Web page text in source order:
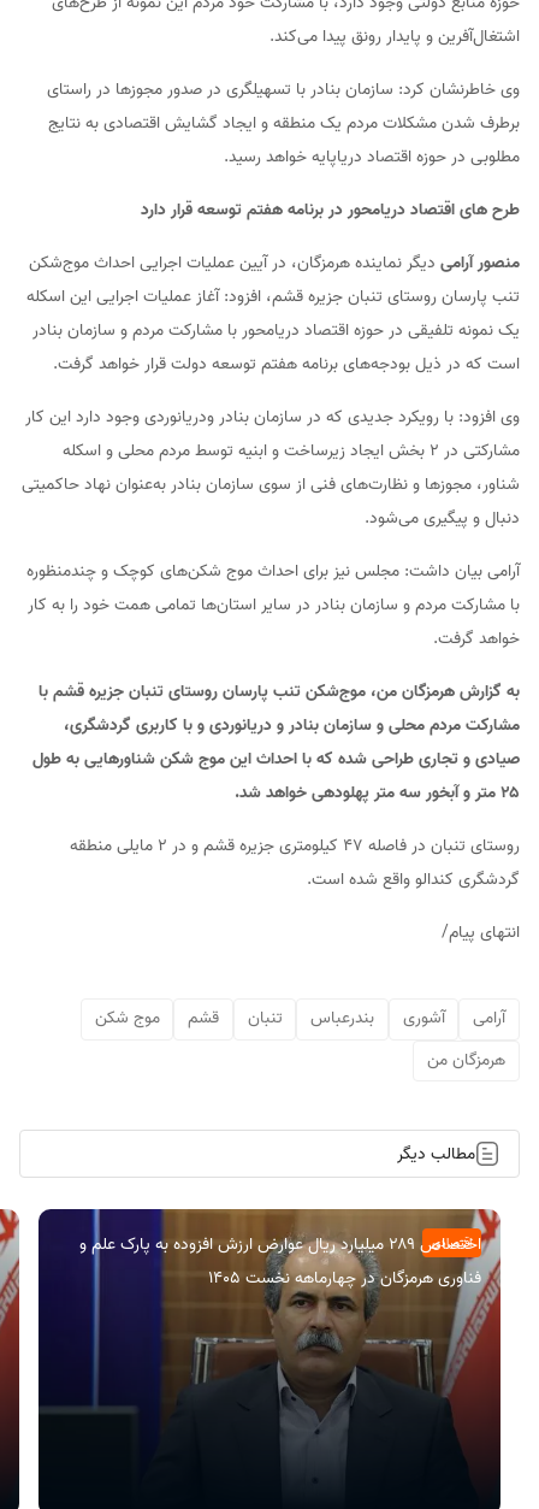
اشتغال‌آفرین و پایدار رونق پیدا می‌کند.
وی خاطرنشان کرد: سازمان بنادر با تسهیلگری در صدور مجوزها در راستای
برطرف شدن مشکلات مردم یک منطقه و ایجاد گشایش اقتصادی به نتایج
مطلوبی در حوزه اقتصاد دریاپایه خواهد رسید.
طرح های اقتصاد دریامحور در برنامه هفتم توسعه قرار دارد
منصور آرامی دیگر نماینده هرمزگان، در آیین عملیات اجرایی احداث موج‌شکن
تنب پارسان روستای تنبان جزیره قشم، افزود: آغاز عملیات اجرایی این اسکله
یک نمونه تلفیقی در حوزه اقتصاد دریامحور با مشارکت مردم و سازمان بنادر
است که در ذیل بودجه‌های برنامه هفتم توسعه دولت قرار خواهد گرفت.
وی افزود: با رویکرد جدیدی که در سازمان بنادر ودریانوردی وجود دارد این کار
مشارکتی در ۲ بخش ایجاد زیرساخت و ابنیه توسط مردم محلی و اسکله
شناور، مجوزها و نظارت‌های فنی از سوی سازمان بنادر به‌عنوان نهاد حاکمیتی
دنبال و پیگیری می‌شود.
آرامی بیان داشت: مجلس نیز برای احداث موج‌ شکن‌های کوچک و چندمنظوره
با مشارکت مردم و سازمان بنادر در سایر استان‌ها تمامی همت خود را به کار
خواهد گرفت.
به گزارش هرمزگان من، موج‌شکن تنب پارسان روستای تنبان جزیره قشم با
مشارکت مردم محلی و سازمان بنادر و دریانوردی و با کاربری گردشگری،
صیادی و تجاری طراحی شده که با احداث این موج شکن شناورهایی به طول
۲۵ متر و آبخور سه متر پهلودهی خواهد شد.
روستای تنبان در فاصله ۴۷ کیلومتری جزیره قشم و در ۲ مایلی منطقه
گردشگری کندالو واقع شده است.
انتهای پیام/
آرامی آشوری بندرعباس تنبان قشم
موج شکن
هرمزگان من
مطالب دیگر
اقتصادی
اختصاص ۲۸۹ میلیارد ریال عوارض ارزش افزوده به پارک علم و
فناوری هرمزگان در چهارماهه نخست ۱۴۰۵